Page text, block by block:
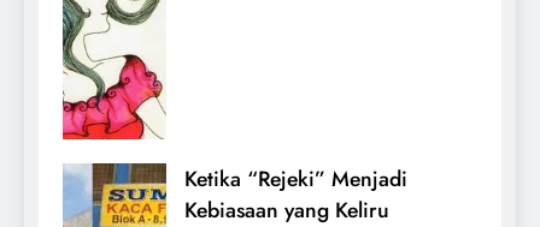
Ketika “Rejeki” Menjadi
Kebiasaan yang Keliru